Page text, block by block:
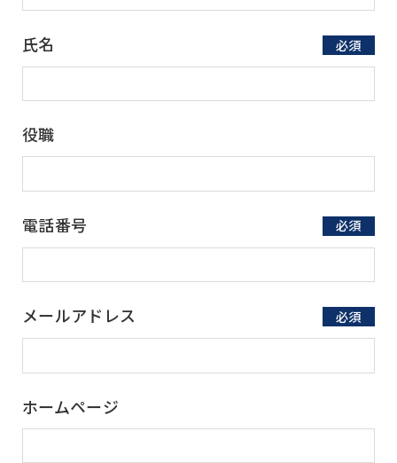
氏名 必須
役職
電話番号 必須
メールアドレス 必須
ホームページ